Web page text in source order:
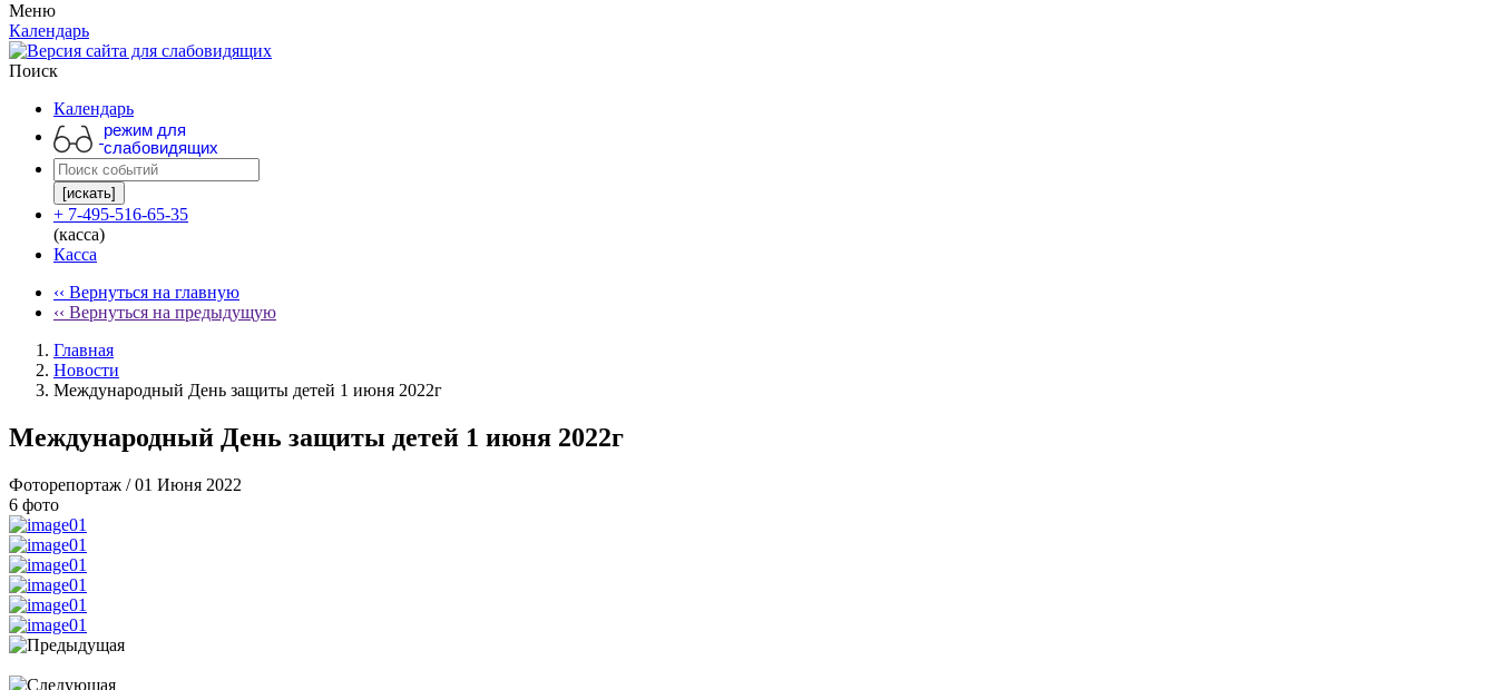
Меню
Календарь
Поиск
Календарь
режим для
слабовидящих
[искать]
+ 7-495-516-65-35
(касса)
Касса
‹‹ Вернуться на главную
‹‹ Вернуться на предыдущую
Главная
Новости
Международный День защиты детей 1 июня 2022г
Международный День защиты детей 1 июня 2022г
Фоторепортаж / 01 Июня 2022
6 фото